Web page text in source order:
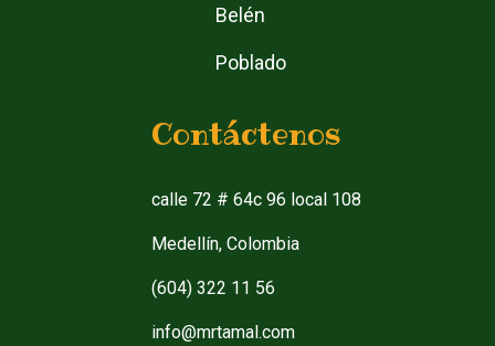
Belén
Poblado
Contáctenos
calle 72 # 64c 96 local 108
Medellín, Colombia
(604) 322 11 56
info@mrtamal.com